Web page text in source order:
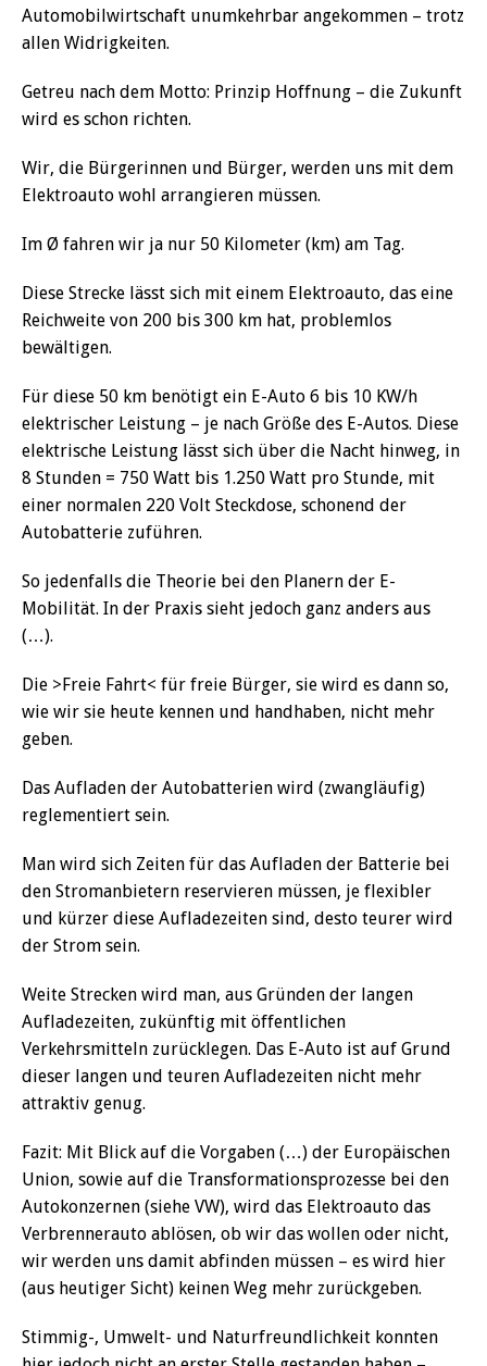
Automobilwirtschaft unumkehrbar angekommen – trotz
allen Widrigkeiten.
Getreu nach dem Motto: Prinzip Hoffnung – die Zukunft
wird es schon richten.
Wir, die Bürgerinnen und Bürger, werden uns mit dem
Elektroauto wohl arrangieren müssen.
Im Ø fahren wir ja nur 50 Kilometer (km) am Tag.
Diese Strecke lässt sich mit einem Elektroauto, das eine
Reichweite von 200 bis 300 km hat, problemlos
bewältigen.
Für diese 50 km benötigt ein E-Auto 6 bis 10 KW/h
elektrischer Leistung – je nach Größe des E-Autos. Diese
elektrische Leistung lässt sich über die Nacht hinweg, in
8 Stunden = 750 Watt bis 1.250 Watt pro Stunde, mit
einer normalen 220 Volt Steckdose, schonend der
Autobatterie zuführen.
So jedenfalls die Theorie bei den Planern der E-
Mobilität. In der Praxis sieht jedoch ganz anders aus
(…).
Die >Freie Fahrt< für freie Bürger, sie wird es dann so,
wie wir sie heute kennen und handhaben, nicht mehr
geben.
Das Aufladen der Autobatterien wird (zwangläufig)
reglementiert sein.
Man wird sich Zeiten für das Aufladen der Batterie bei
den Stromanbietern reservieren müssen, je flexibler
und kürzer diese Aufladezeiten sind, desto teurer wird
der Strom sein.
Weite Strecken wird man, aus Gründen der langen
Aufladezeiten, zukünftig mit öffentlichen
Verkehrsmitteln zurücklegen. Das E-Auto ist auf Grund
dieser langen und teuren Aufladezeiten nicht mehr
attraktiv genug.
Fazit: Mit Blick auf die Vorgaben (…) der Europäischen
Union, sowie auf die Transformationsprozesse bei den
Autokonzernen (siehe VW), wird das Elektroauto das
Verbrennerauto ablösen, ob wir das wollen oder nicht,
wir werden uns damit abfinden müssen – es wird hier
(aus heutiger Sicht) keinen Weg mehr zurückgeben.
Stimmig-, Umwelt- und Naturfreundlichkeit konnten